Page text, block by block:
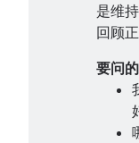
是维
回顾
要问